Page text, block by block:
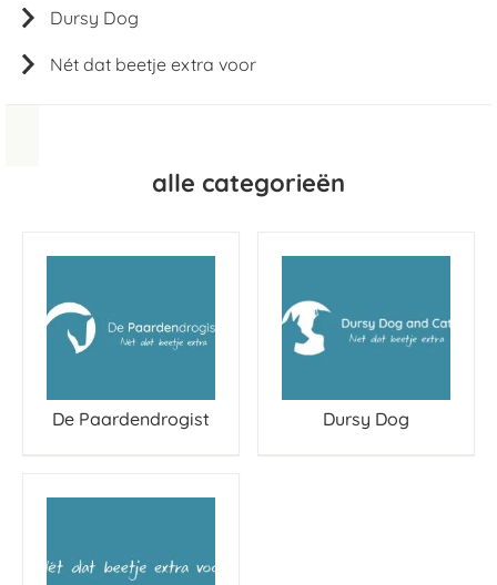
alle categorieën
De Paardendrogist Dursy Dog
Dursy Dog
Nét dat beetje extra voor